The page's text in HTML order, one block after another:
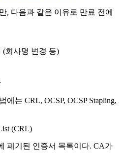
, 다음과 같은 이유로 만료 전에
(회사명 변경 등)
는 CRL, OCSP, OCSP Stapling,
(CRL)
폐기된 인증서 목록이다. CA가